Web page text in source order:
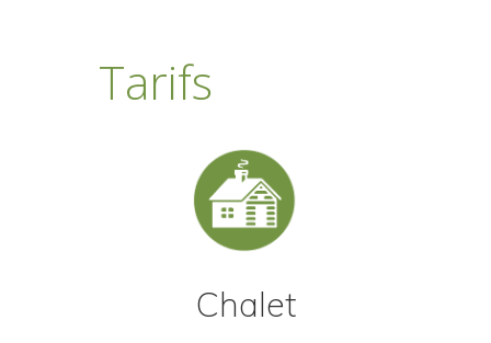
Tarifs
Chalet